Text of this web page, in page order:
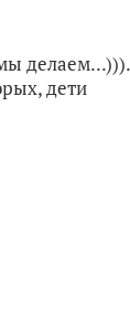
дети